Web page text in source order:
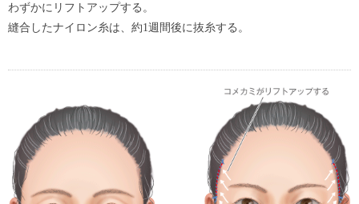
わずかにリフトアップする。
縫合したナイロン糸は、約1週間後に抜糸する。